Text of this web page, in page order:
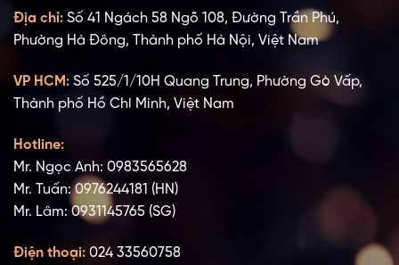
Địa chỉ: Số 41 Ngách 58 Ngõ 108, Đường Trần Phú,
Phường Hà Đông, Thành phố Hà Nội, Việt Nam
VP HCM: Số 525/1/10H Quang Trung, Phường Gò Vấp,
Thành phố Hồ Chí Minh, Việt Nam
Hotline:
Mr. Ngọc Anh: 0983565628
Mr. Tuấn: 0976244181 (HN)
Mr. Lâm: 0931145765 (SG)
Điện thoại: 024 33560758